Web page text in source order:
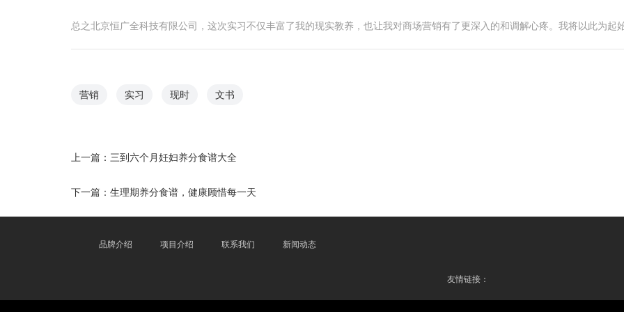
总之北京恒广全科技有限公司，这次实习不仅丰富了我的现实教养，也让我对商场营销有了更深入的和调解心疼。我将以此为起
营销 实习 现时 文书
上一篇： 三到六个月妊妇养分食谱大全
下一篇： 生理期养分食谱，健康顾惜每一天
品牌介绍 项目介绍 联系我们 新闻动态
友情链接：